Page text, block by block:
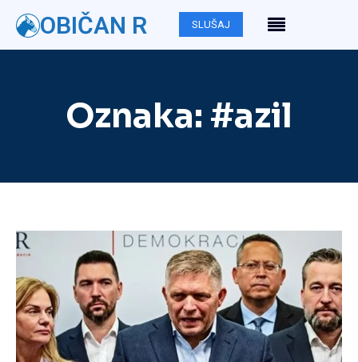
OBIČAN R SLUŠAJ
Oznaka: #azil